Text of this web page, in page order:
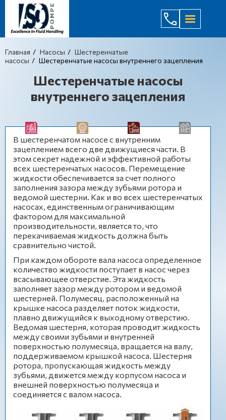
(044)
Главная Насосы
Шестеренчатые
насосы
Шестеренчатые насосы внутреннего зацепления
Шестеренчатые насосы
внутреннего зацепления
В шестеренчатом насосе с внутренним
зацеплением всего две движущиеся части. В
этом секрет надежной и эффективной работы
всех шестеренчатых насосов. Перемещение
жидкости обеспечивается за счет полного
заполнения зазора между зубьями ротора и
ведомой шестерни. Как и во всех шестеренчатых
насосах, единственным ограничивающим
фактором для максимальной
производительности, является то, что
перекачиваемая жидкость должна быть
сравнительно чистой.
При каждом обороте вала насоса определенное
количество жидкости поступает в насос через
всасывающее отверстие. Эта жидкость
заполняет зазор между ротором и ведомой
шестерней. Полумесяц, расположенный на
крышке насоса разделяет поток жидкости,
плавно движущийся к выходному отверстию.
Ведомая шестерня, которая проводит жидкость
между своими зубьями и внутренней
поверхностью полумесяца, вращается на валу,
поддерживаемом крышкой насоса. Шестерня
ротора, пропускающая жидкость между
зубьями, движется между корпусом насоса и
внешней поверхностью полумесяца и
соединяется с валом насоса.